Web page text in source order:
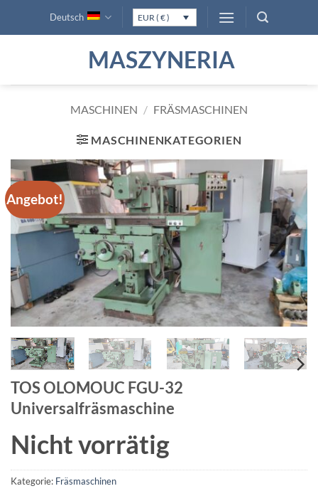
Deutsch EUR ( € )
MASZYNERIA
MASCHINEN / FRÄSMASCHINEN
MASCHINENKATEGORIEN
Angebot!
TOS OLOMOUC FGU-32
Universalfräsmaschine
Nicht vorrätig
Kategorie: Fräsmaschinen